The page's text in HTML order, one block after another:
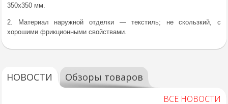
350х350 мм.
2. Материал наружной отделки — текстиль; не скользкий, с
хорошими фрикционными свойствами.
НОВОСТИ Обзоры товаров
ВСЕ НОВОСТИ